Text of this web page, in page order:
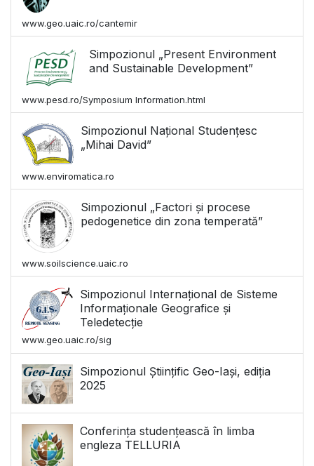
www.geo.uaic.ro/cantemir
Simpozionul „Present Environment
and Sustainable Development”
www.pesd.ro/Symposium Information.html
Simpozionul Național Studențesc
„Mihai David”
www.enviromatica.ro
Simpozionul „Factori și procese
pedogenetice din zona temperată”
www.soilscience.uaic.ro
Simpozionul Internațional de Sisteme
Informaționale Geografice și
Teledetecție
www.geo.uaic.ro/sig
Simpozionul Științific Geo-Iași, ediția
2025
Conferința studențească în limba
engleza TELLURIA